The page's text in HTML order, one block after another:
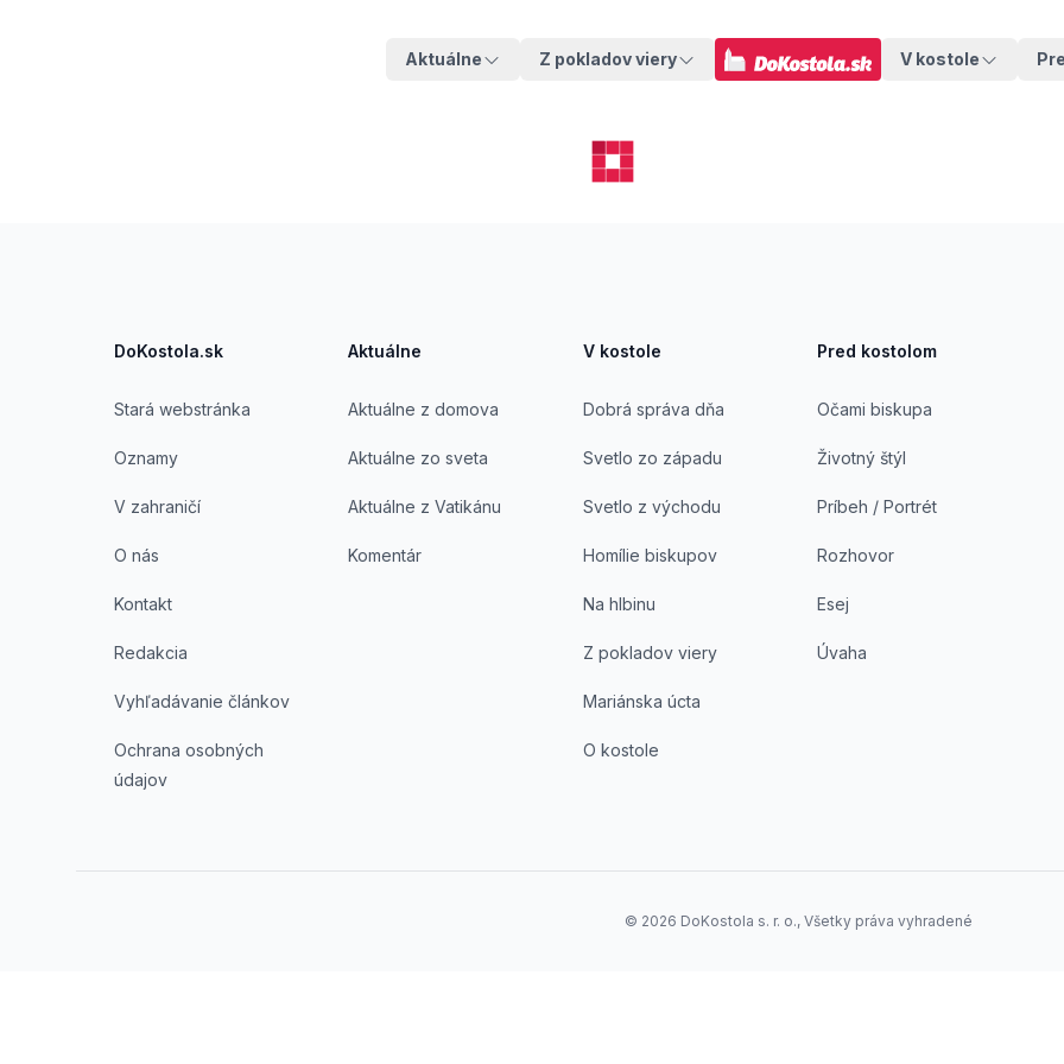
Aktuálne Z pokladov viery V kostole
DoKostola.sk
Stará webstránka
Oznamy
V zahraničí
O nás
Kontakt
Redakcia
Vyhľadávanie článkov
Ochrana osobných
údajov
Aktuálne
Aktuálne z domova
Aktuálne zo sveta
Aktuálne z Vatikánu
Komentár
V kostole
Dobrá správa dňa
Svetlo zo západu
Svetlo z východu
Homílie biskupov
Na hlbinu
Z pokladov viery
Mariánska úcta
O kostole
Pred kostolom
Očami biskupa
Životný štýl
Príbeh / Portrét
Rozhovor
Esej
Úvaha
© 2026 DoKostola s. r. o., Všetky práva vyhradené